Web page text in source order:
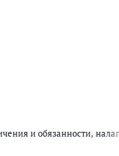
и обязанности,